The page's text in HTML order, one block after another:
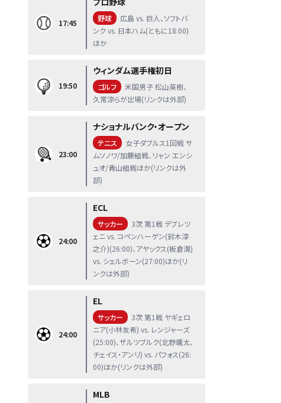
17:45 野球
広島 vs. 巨人、ソフトバ
ンク vs. 日本ハム(ともに18:00)
ほか
19:50
ウィンダム選手権初日
ゴルフ
米国男子 松山英樹、
久常涼らが出場(リンクは外部)
23:00
ナショナルバンク・オープン
テニス
女子ダブルス1回戦 サ
ムソノワ/加藤組戦、リャン エンシ
ュオ/青山組戦ほか(リンクは外
部)
24:00
ECL
サッカー
3次 第1戦 デブレツ
ェニ vs. コペンハーゲン(鈴木淳
之介)(26:00)、アヤックス(板倉滉)
vs. シェルボーン(27:00)ほか(リ
ンクは外部)
24:00
EL
サッカー
3次 第1戦 ヤギェロ
ニア(小林友希) vs. レンジャーズ
(25:00)、ザルツブルク(北野颯太、
チェイス・アンリ) vs. パフォス(26:
00)ほか(リンクは外部)
MLB